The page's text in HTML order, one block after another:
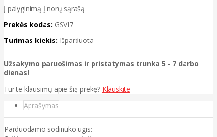
Į palyginimą Į norų sąrašą
Prekės kodas: GSVI7
Turimas kiekis: Išparduota
Užsakymo paruošimas ir pristatymas trunka 5 - 7 darbo
dienas!
Turite klausimų apie šią prekę? Klauskite
Aprašymas
Parduodamo sodinuko ūgis: